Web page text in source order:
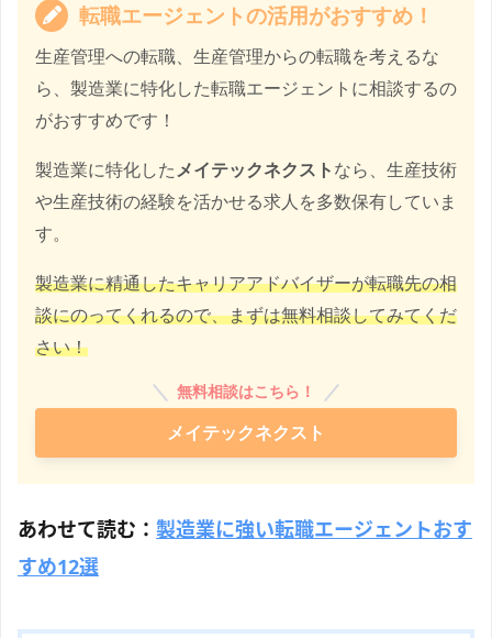
転職エージェントの活用がおすすめ！
生産管理への転職、生産管理からの転職を考えるな
ら、製造業に特化した転職エージェントに相談するの
がおすすめです！
製造業に特化した メイテックネクスト なら、生産技術
や生産技術の経験を活かせる求人を多数保有していま
す。
製造業に精通したキャリアアドバイザーが転職先の相
談にのってくれるので、まずは無料相談してみてくだ
さい！
無料相談はこちら！
メイテックネクスト
あわせて読む： 製造業に強い転職エージェントおす
すめ12選